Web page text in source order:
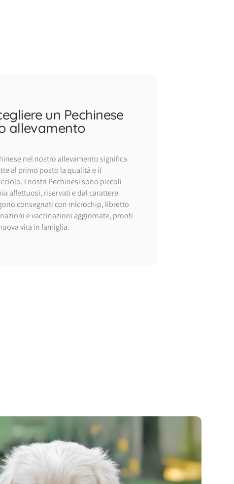
un Pechinese
allevamento
nel nostro allevamento significa
al primo posto la qualità e il
I nostri Pechinesi sono piccoli
affettuosi, riservati e dal carattere
consegnati con microchip, libretto
e vaccinazioni aggiornate, pronti
vita in famiglia.